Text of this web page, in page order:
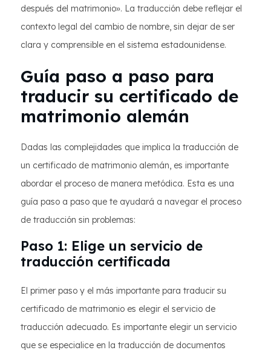
después del matrimonio». La traducción debe reflejar el
contexto legal del cambio de nombre, sin dejar de ser
clara y comprensible en el sistema estadounidense.
Guía paso a paso para
traducir su certificado de
matrimonio alemán
Dadas las complejidades que implica la traducción de
un certificado de matrimonio alemán, es importante
abordar el proceso de manera metódica. Esta es una
guía paso a paso que te ayudará a navegar el proceso
de traducción sin problemas:
Paso 1: Elige un servicio de
traducción certificada
El primer paso y el más importante para traducir su
certificado de matrimonio es elegir el servicio de
traducción adecuado. Es importante elegir un servicio
que se especialice en la traducción de documentos